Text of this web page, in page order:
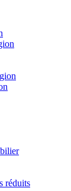
réduits